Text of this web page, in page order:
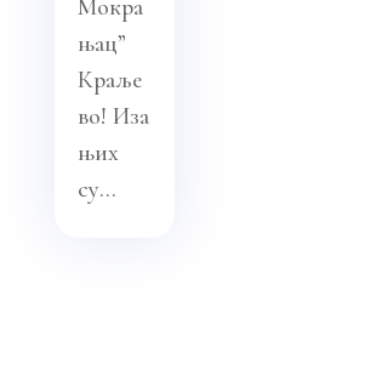
Мокра
њац”
Краље
во! Иза
њих
су...